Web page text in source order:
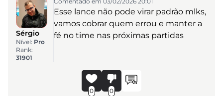
Sérgio
Nível: Pro
Rank:
31901
Esse lance não pode virar padrão mlks,
vamos cobrar quem errou e manter a
fé no time nas próximas partidas
0 0